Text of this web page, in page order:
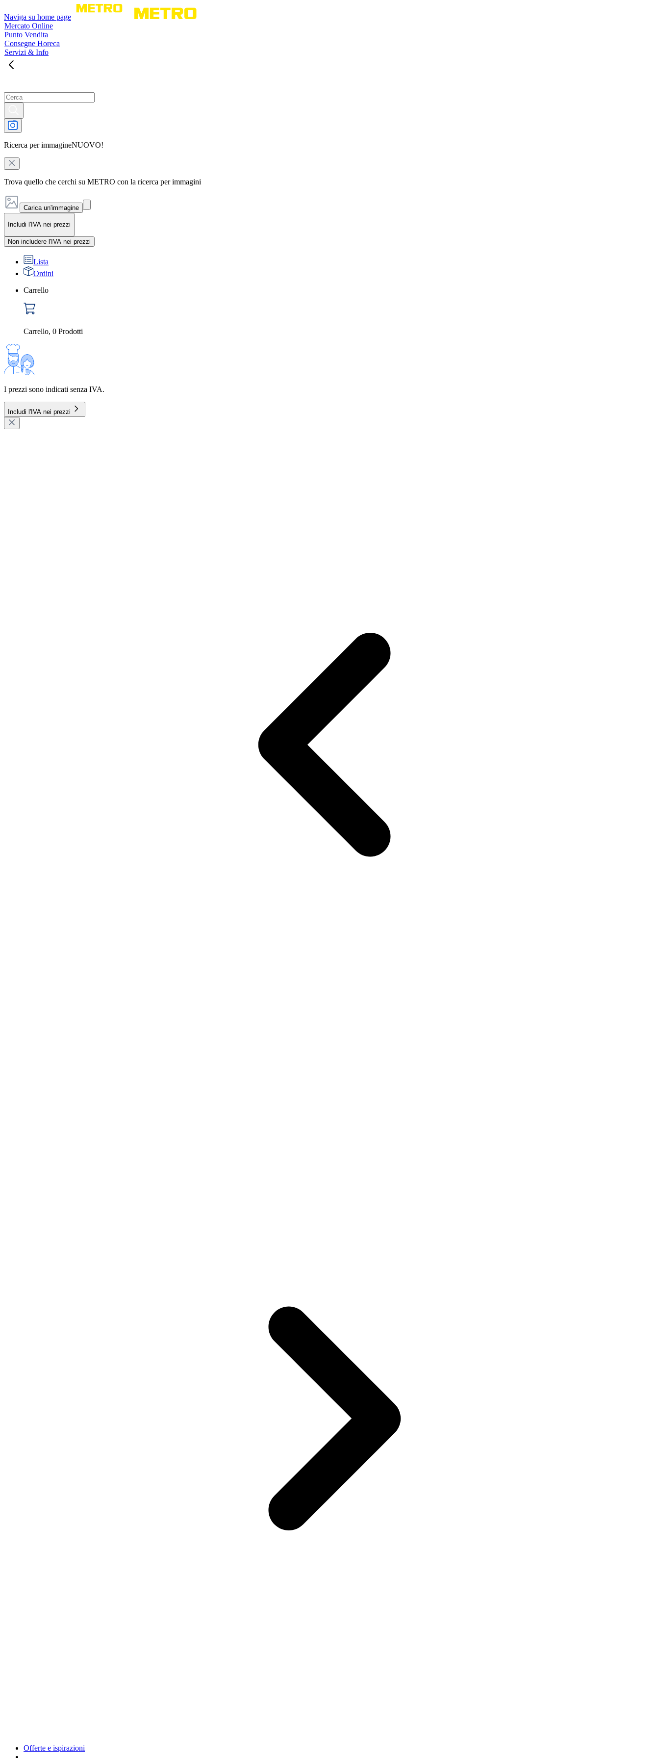
Naviga su home page
Mercato Online
Punto Vendita
Consegne Horeca
Servizi & Info
Ricerca per immagineNUOVO!
Trova quello che cerchi su METRO con la ricerca per immagini
Carica un'immagine
Includi l'IVA nei prezzi
Non includere l'IVA nei prezzi
Lista
Ordini
Carrello
Carrello, 0 Prodotti
I prezzi sono indicati senza IVA.
Includi l'IVA nei prezzi
Offerte e ispirazioni